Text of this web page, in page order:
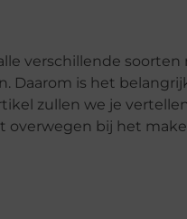
verschillende soorten
Daarom is het
zullen we je
overwegen bij het